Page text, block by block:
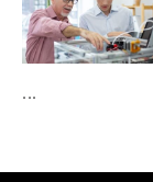
...